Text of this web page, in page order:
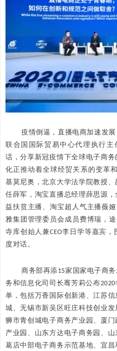
疫情倒逼，直播电商加速发
联合国国际贸易中心代理执行主
话，分享新冠疫情下全球电子商
化正推动着全球经贸关系的变革
基莫尼奥，北京大学法学院教授
任薛军，淘宝直播总经理薛思源
益扶贫主播、淘宝超人气主播薇
雅集团管理委员会成员费博瑞，途
寺库创始人兼CEO李日学等嘉宾
度对话。
商务部再添15家国家电子商
务和信息化司司长骞芳莉公布
单，包括万香国际创新港、江苏
城、无锡市新吴区旺庄科技创业
狮市青创城电子商务产业园、厦
产业园、山东方达电子商务园、
葛店中部电子商务示范基地、宜